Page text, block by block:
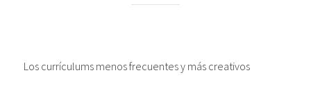
Los currículums menos frecuentes y más creativos